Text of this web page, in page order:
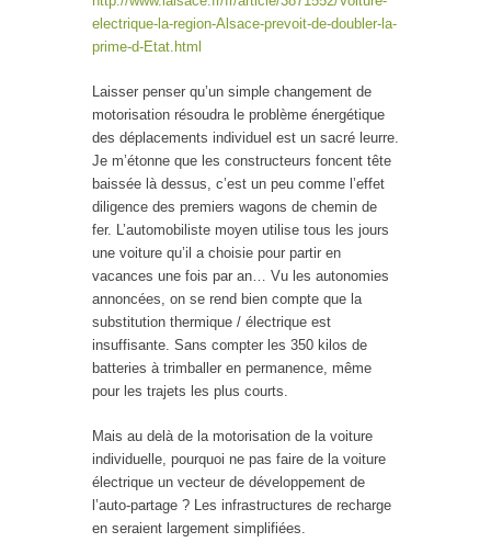
electrique-la-region-Alsace-prevoit-de-doubler-la-
prime-d-Etat.html
Laisser penser qu’un simple changement de
motorisation résoudra le problème énergétique
des déplacements individuel est un sacré leurre.
Je m’étonne que les constructeurs foncent tête
baissée là dessus, c’est un peu comme l’effet
diligence des premiers wagons de chemin de
fer. L’automobiliste moyen utilise tous les jours
une voiture qu’il a choisie pour partir en
vacances une fois par an… Vu les autonomies
annoncées, on se rend bien compte que la
substitution thermique / électrique est
insuffisante. Sans compter les 350 kilos de
batteries à trimballer en permanence, même
pour les trajets les plus courts.
Mais au delà de la motorisation de la voiture
individuelle, pourquoi ne pas faire de la voiture
électrique un vecteur de développement de
l’auto-partage ? Les infrastructures de recharge
en seraient largement simplifiées.